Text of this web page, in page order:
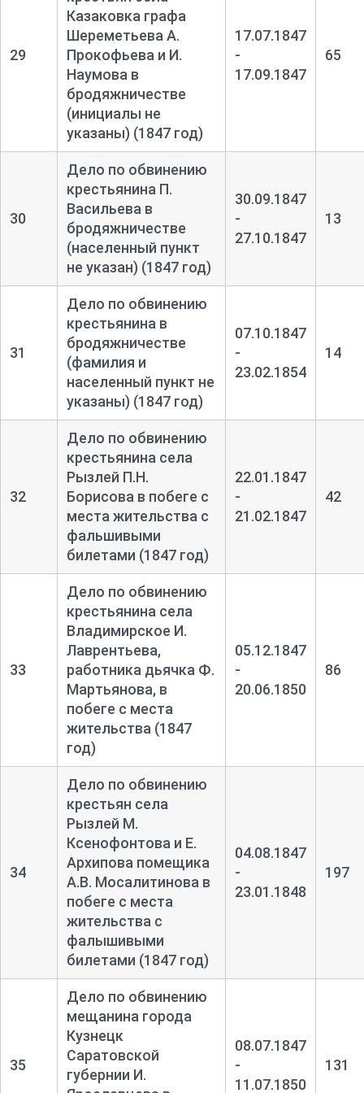
29
Казаковка графа
Шереметьева А.
Прокофьева и И.
Наумова в
бродяжничестве
(инициалы не
указаны) (1847 год)
17.07.1847
-
17.09.1847
65
30
Дело по обвинению
крестьянина П.
Васильева в
бродяжничестве
(населенный пункт
не указан) (1847 год)
30.09.1847
-
27.10.1847
13
31
Дело по обвинению
крестьянина в
бродяжничестве
(фамилия и
населенный пункт не
указаны) (1847 год)
07.10.1847
-
23.02.1854
14
32
Дело по обвинению
крестьянина села
Рызлей П.Н.
Борисова в побеге с
места жительства с
фальшивыми
билетами (1847 год)
22.01.1847
-
21.02.1847
42
33
Дело по обвинению
крестьянина села
Владимирское И.
Лаврентьева,
работника дьячка Ф.
Мартьянова, в
побеге с места
жительства (1847
год)
05.12.1847
-
20.06.1850
86
34
Дело по обвинению
крестьян села
Рызлей М.
Ксенофонтова и Е.
Архипова помещика
А.В. Мосалитинова в
побеге с места
жительства с
фалышивыми
билетами (1847 год)
04.08.1847
-
23.01.1848
197
35
Дело по обвинению
мещанина города
Кузнецк
Саратовской
губернии И.
08.07.1847
-
11.07.1850
131